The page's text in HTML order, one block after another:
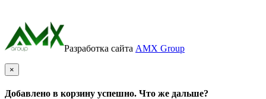
Разработка сайта AMX Group
×
Добавлено в корзину успешно. Что же дальше?